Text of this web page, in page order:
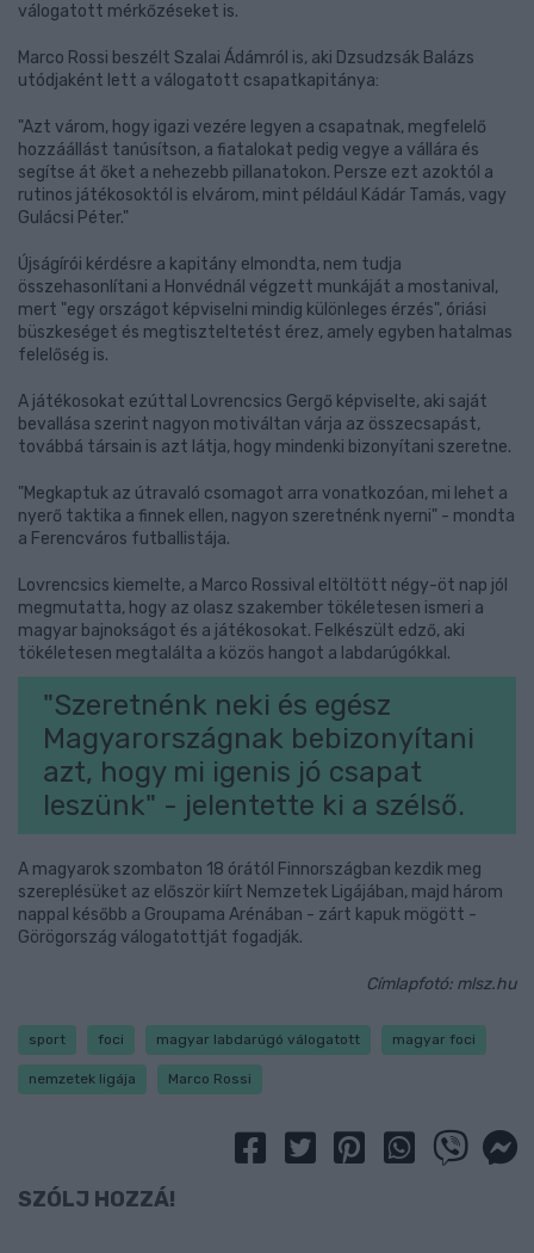
válogatott mérkőzéseket is.
Marco Rossi beszélt Szalai Ádámról is, aki Dzsudzsák Balázs
utódjaként lett a válogatott csapatkapitánya:
"Azt várom, hogy igazi vezére legyen a csapatnak, megfelelő
hozzáállást tanúsítson, a fiatalokat pedig vegye a vállára és
segítse át őket a nehezebb pillanatokon. Persze ezt azoktól a
rutinos játékosoktól is elvárom, mint például Kádár Tamás, vagy
Gulácsi Péter."
Újságírói kérdésre a kapitány elmondta, nem tudja
összehasonlítani a Honvédnál végzett munkáját a mostanival,
mert "egy országot képviselni mindig különleges érzés", óriási
büszkeséget és megtiszteltetést érez, amely egyben hatalmas
felelőség is.
A játékosokat ezúttal Lovrencsics Gergő képviselte, aki saját
bevallása szerint nagyon motiváltan várja az összecsapást,
továbbá társain is azt látja, hogy mindenki bizonyítani szeretne.
"Megkaptuk az útravaló csomagot arra vonatkozóan, mi lehet a
nyerő taktika a finnek ellen, nagyon szeretnénk nyerni" - mondta
a Ferencváros futballistája.
Lovrencsics kiemelte, a Marco Rossival eltöltött négy-öt nap jól
megmutatta, hogy az olasz szakember tökéletesen ismeri a
magyar bajnokságot és a játékosokat. Felkészült edző, aki
tökéletesen megtalálta a közös hangot a labdarúgókkal.
"Szeretnénk neki és egész
Magyarországnak bebizonyítani
azt, hogy mi igenis jó csapat
leszünk" - jelentette ki a szélső.
A magyarok szombaton 18 órától Finnországban kezdik meg
szereplésüket az először kiírt Nemzetek Ligájában, majd három
nappal később a Groupama Arénában - zárt kapuk mögött -
Görögország válogatottját fogadják.
Címlapfotó: mlsz.hu
sport foci magyar labdarúgó válogatott magyar foci
nemzetek ligája Marco Rossi
SZÓLJ HOZZÁ!